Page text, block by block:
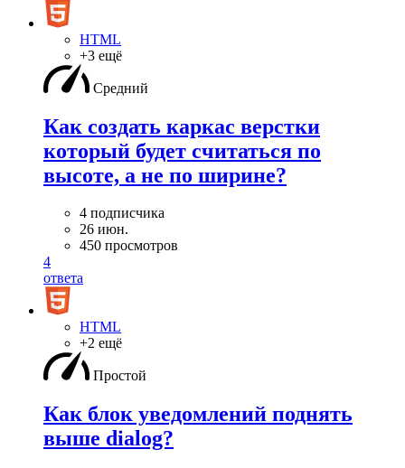
HTML
+3 ещё
Средний
Как создать каркас верстки
который будет считаться по
высоте, а не по ширине?
4 подписчика
26 июн.
450 просмотров
4
ответа
HTML
+2 ещё
Простой
Как блок уведомлений поднять
выше dialog?